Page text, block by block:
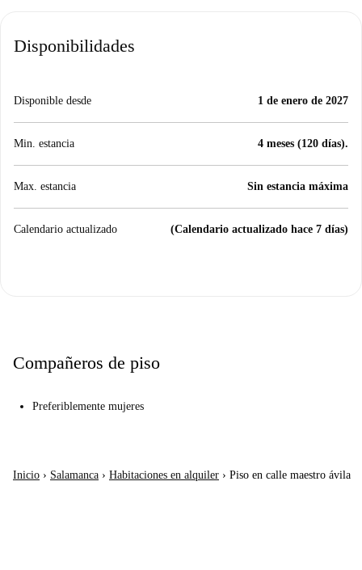
Disponibilidades
Disponible desde 1 de enero de 2027
Min. estancia 4 meses (120 días).
Max. estancia Sin estancia máxima
Calendario actualizado (Calendario actualizado hace 7 días)
Compañeros de piso
Preferiblemente mujeres
Inicio › Salamanca › Habitaciones en alquiler › Piso en calle maestro ávila